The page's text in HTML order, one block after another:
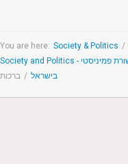
You are here: Society & Politics /
פמיניסטי
בישראל / ברכות